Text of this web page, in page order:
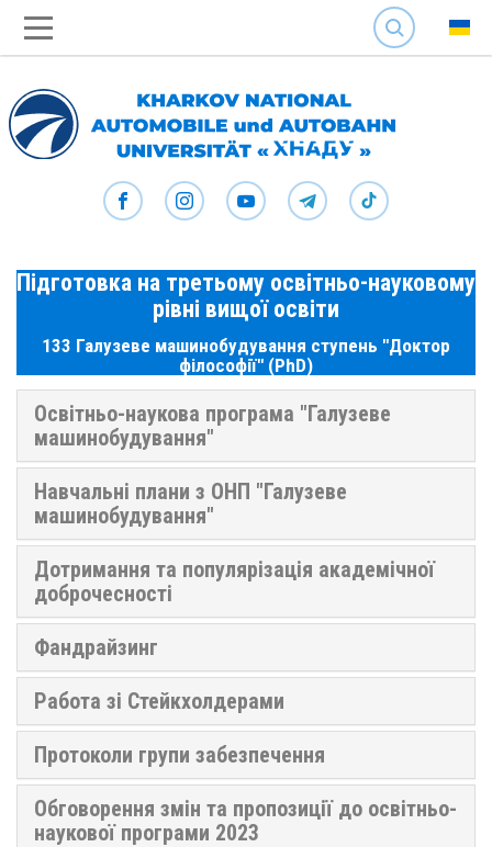
SEARCH
Підготовка на третьому освітньо-науковому
рівні вищої освіти
133 Галузеве машинобудування ступень "Доктор
філософії" (PhD)
Освітньо-наукова програма "Галузеве
машинобудування"
Навчальні плани з ОНП "Галузеве
машинобудування"
Дотримання та популярізація академічної
доброчесності
Фандрайзинг
Работа зі Стейкхолдерами
Протоколи групи забезпечення
Обговорення змін та пропозиції до освітньо-
наукової програми 2023